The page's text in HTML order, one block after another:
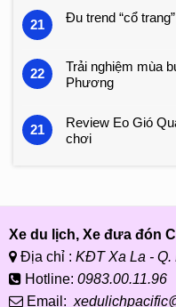
21 Đu trend “cổ
22
Trải nghiệm mùa
Phương
21
Review Eo Gió
chơi
Xe du lịch, Xe đưa đón
Địa chỉ : KĐT Xa La - Q.
Hotline: 0983.00.11.96
Email: